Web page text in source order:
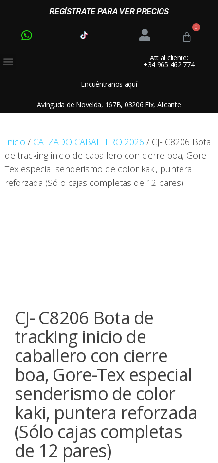
REGÍSTRATE PARA VER PRECIOS
Att al cliente:
+34 965 462 774
Encuéntranos aquí
Avinguda de Novelda, 167B, 03206 Elx, Alicante
Inicio / CALZADO CABALLERO 2026 / CJ- C8206 Bota
de tracking inicio de caballero con cierre boa, Gore-
Tex especial senderismo de color kaki, puntera
reforzada (Sólo cajas completas de 12 pares)
CJ- C8206 Bota de
tracking inicio de
caballero con cierre
boa, Gore-Tex especial
senderismo de color
kaki, puntera reforzada
(Sólo cajas completas
de 12 pares)